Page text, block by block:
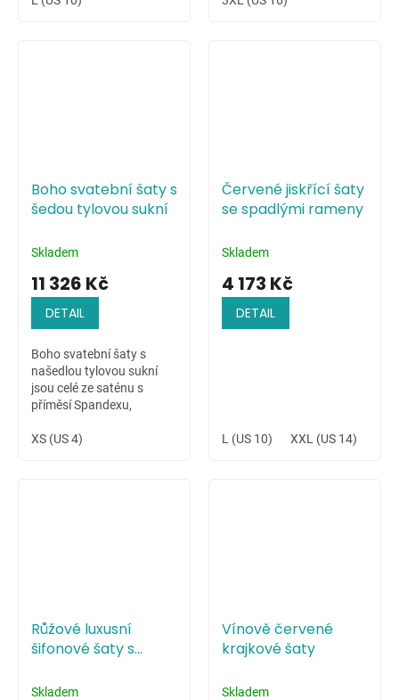
Boho svatební šaty s
šedou tylovou sukní
Skladem
11 326 Kč
DETAIL
Boho svatební šaty s
našedlou tylovou sukní
jsou celé ze saténu s
příměsí Spandexu,
krajkovou aplikací na
XS (US 4)
Červené jiskřící šaty
se spadlými rameny
Skladem
4 173 Kč
DETAIL
L (US 10) XXL (US 14)
Růžové luxusní
šifonové šaty s
pajetkami
Skladem
Vínově červené
krajkové šaty
Skladem